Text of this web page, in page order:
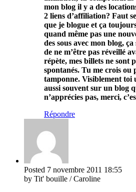
mon blog il y a des
2 liens d’affiliation? Faut
que je blogue et ça
quand même pas une
des sous avec mon blog,
de ne m’être pas réveillé
répète, mes billets ne sont
spontanés. Tu me crois ou
tamponne. Visiblement toi
aussi souvent sur un blog
n’apprécies pas, merci,
Répondre
Posted 7 novembre 2011 18:55
by Tit' bouille / Caroline